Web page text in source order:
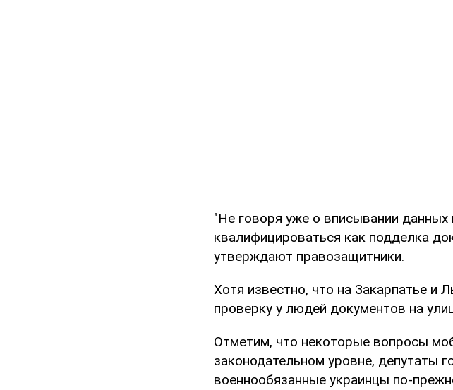
"Не говоря уже о вписывании
квалифицироваться как подделка
утверждают правозащитники.
Хотя известно, что на Закарпатье и
проверку у людей документов на
Отметим, что некоторые вопросы
законодательном уровне, депутаты
военнообязанные украинцы по-